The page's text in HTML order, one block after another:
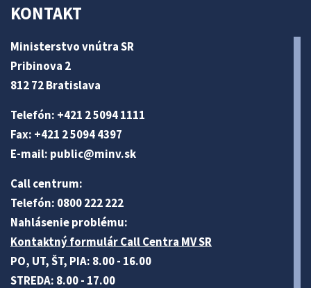
KONTAKT
Ministerstvo vnútra SR
Pribinova 2
812 72 Bratislava
Telefón: +421 2 5094 1111
Fax: +421 2 5094 4397
E-mail: public@minv.sk
Call centrum:
Telefón: 0800 222 222
Nahlásenie problému:
Kontaktný formulár Call Centra MV SR
PO, UT, ŠT, PIA: 8.00 - 16.00
STREDA: 8.00 - 17.00